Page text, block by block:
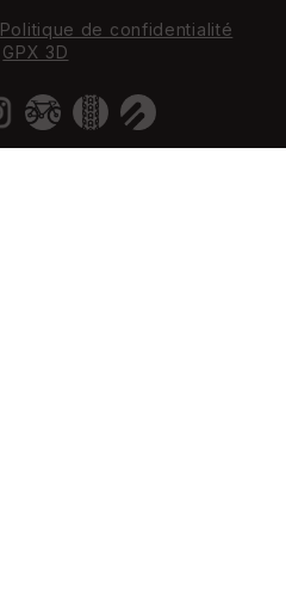
Politique de confidentialité
GPX 3D